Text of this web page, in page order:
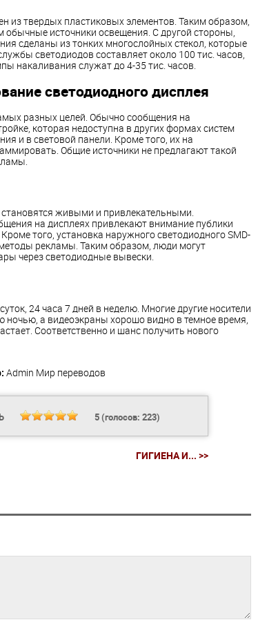
из твердых пластиковых элементов. Таким образом,
источники освещения. С другой стороны,
сделаны из тонких многослойных стекол, которые
светодиодов составляет около 100 тис. часов,
накаливания служат до 4-35 тис. часов.
светодиодного дисплея
разных целей. Обычно сообщения на
которая недоступна в других формах систем
и в световой панели. Кроме того, их на
Общие источники не предлагают такой
живыми и привлекательными.
на дисплеях привлекают внимание публики
того, установка наружного светодиодного SMD-
рекламы. Таким образом, люди могут
через светодиодные вывески.
24 часа 7 дней в неделю. Многие другие носители
а видеоэкраны хорошо видно в темное время,
Соответственно и шанс получить нового
Admin Мир переводов
5(голосов: 223)
ГИГИЕНА И... >>